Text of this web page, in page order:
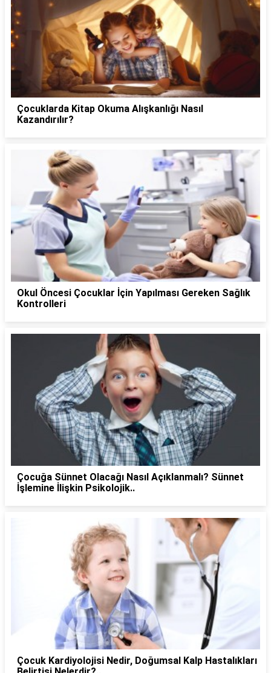
Çocuklarda Kitap Okuma Alışkanlığı Nasıl
Kazandırılır?
Okul Öncesi Çocuklar İçin Yapılması Gereken Sağlık
Kontrolleri
Çocuğa Sünnet Olacağı Nasıl Açıklanmalı? Sünnet
İşlemine İlişkin Psikolojik..
Çocuk Kardiyolojisi Nedir, Doğumsal Kalp Hastalıkları